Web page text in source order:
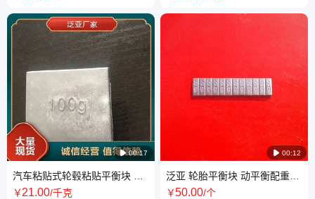
 00:17
汽车粘贴式轮毂粘贴平衡块 泛
亚定制 按需定制
￥21.00/千克
 00:12
泛亚 轮胎平衡块 动平衡配重块
四轮定位大巴车 汽车平衡 块
￥50.00/个